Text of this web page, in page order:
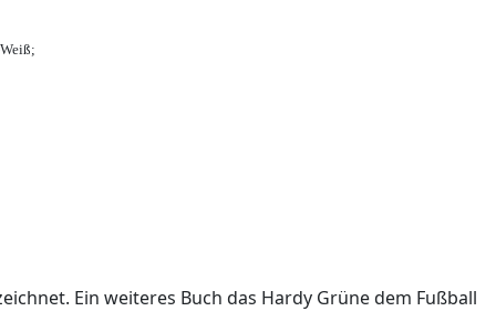
Ein weiteres Buch das Hardy Grüne dem Fußball